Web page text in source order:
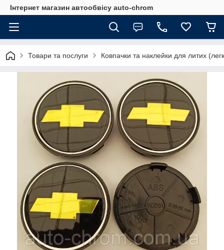
Інтернет магазин автообвісу auto-chrom
Товари та послуги Ковпачки та наклейки для литих